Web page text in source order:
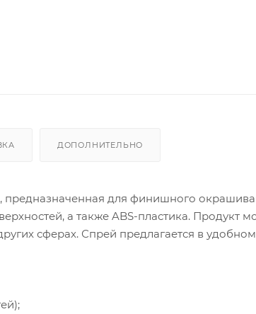
ДОПОЛНИТЕЛЬНО
предназначенная для финишного
а также ABS-пластика. Продукт
сферах. Спрей предлагается в